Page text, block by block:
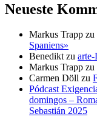
Neueste
Markus Trapp zu
Spaniens»
Benediktzu
Markus Trapp zu
Carmen Döll zu
Pódcast
domingos –
Sebastián 2025